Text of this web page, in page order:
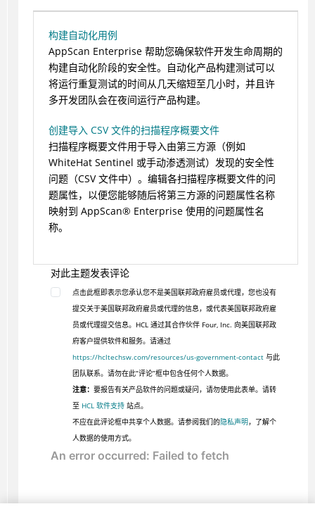
构建自动化用例
AppScan Enterprise 帮助您确保软件开发生命周期的
构建自动化阶段的安全性。自动化产品构建测试可以
将运行重复测试的时间从几天缩短至几小时，并且许
多开发团队会在夜间运行产品构建。
创建导入 CSV 文件的扫描程序概要文件
扫描程序概要文件用于导入由第三方源（例如
WhiteHat Sentinel 或手动渗透测试）发现的安全性
问题（CSV 文件中）。编辑各扫描程序概要文件的问
题属性，以便您能够随后将第三方源的问题属性名称
映射到 AppScan® Enterprise 使用的问题属性名
称。
对此主题发表评论
点击此框即表示您承认您不是美国联邦政府雇员或代理，您也没有
提交关于美国联邦政府雇员或代理的信息，或代表美国联邦政府雇
员或代理提交信息。HCL 通过其合作伙伴 Four, Inc. 向美国联邦政
府客户提供软件和服务。请通过
https://hcltechsw.com/resources/us-government-contact与此
团队联系。请勿在此“评论”框中包含任何个人数据。
注意： 要报告有关产品软件的问题或疑问，请勿使用此表单。请转
至 HCL 软件支持站点。
不应在此评论框中共享个人数据。请参阅我们的隐私声明，了解个
人数据的使用方式。